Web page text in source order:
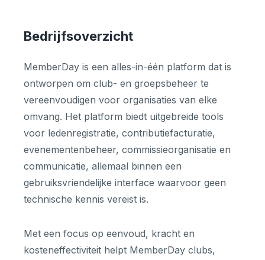
Bedrijfsoverzicht
MemberDay is een alles-in-één platform dat is
ontworpen om club- en groepsbeheer te
vereenvoudigen voor organisaties van elke
omvang. Het platform biedt uitgebreide tools
voor ledenregistratie, contributiefacturatie,
evenementenbeheer, commissieorganisatie en
communicatie, allemaal binnen een
gebruiksvriendelijke interface waarvoor geen
technische kennis vereist is.
Met een focus op eenvoud, kracht en
kosteneffectiviteit helpt MemberDay clubs,